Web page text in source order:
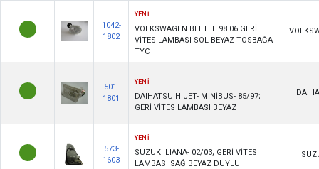
1042-
1802
YENİ
VOLKSWAGEN BEETLE 98 06 GERİ
VİTES LAMBASI SOL BEYAZ TOSBAĞA
TYC
501-
1801
YENİ
DAIHATSU HIJET- MİNİBÜS- 85/97;
GERİ VİTES LAMBASI BEYAZ
573-
1603
YENİ
SUZUKI LIANA- 02/03; GERİ VİTES
LAMBASI SAĞ BEYAZ DUYLU